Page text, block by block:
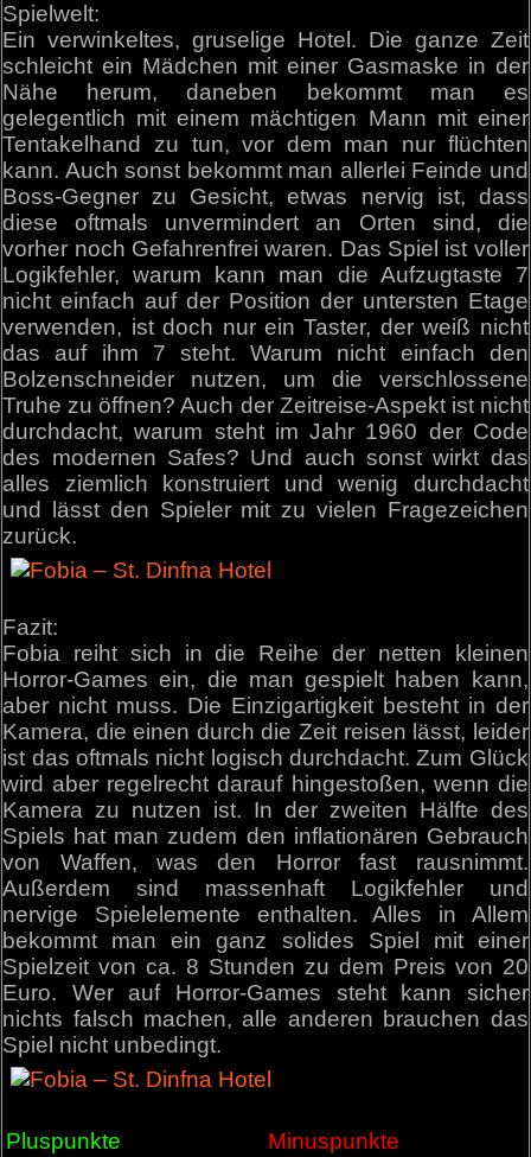
Spielwelt:
Ein verwinkeltes, gruselige Hotel. Die ganze Zeit
schleicht ein Mädchen mit einer Gasmaske in der
Nähe herum, daneben bekommt man es
gelegentlich mit einem mächtigen Mann mit einer
Tentakelhand zu tun, vor dem man nur flüchten
kann. Auch sonst bekommt man allerlei Feinde und
Boss-Gegner zu Gesicht, etwas nervig ist, dass
diese oftmals unvermindert an Orten sind, die
vorher noch Gefahrenfrei waren. Das Spiel ist voller
Logikfehler, warum kann man die Aufzugtaste 7
nicht einfach auf der Position der untersten Etage
verwenden, ist doch nur ein Taster, der weiß nicht
das auf ihm 7 steht. Warum nicht einfach den
Bolzenschneider nutzen, um die verschlossene
Truhe zu öffnen? Auch der Zeitreise-Aspekt ist nicht
durchdacht, warum steht im Jahr 1960 der Code
des modernen Safes? Und auch sonst wirkt das
alles ziemlich konstruiert und wenig durchdacht
und lässt den Spieler mit zu vielen Fragezeichen
zurück.
Fazit:
Fobia reiht sich in die Reihe der netten kleinen
Horror-Games ein, die man gespielt haben kann,
aber nicht muss. Die Einzigartigkeit besteht in der
Kamera, die einen durch die Zeit reisen lässt, leider
ist das oftmals nicht logisch durchdacht. Zum Glück
wird aber regelrecht darauf hingestoßen, wenn die
Kamera zu nutzen ist. In der zweiten Hälfte des
Spiels hat man zudem den inflationären Gebrauch
von Waffen, was den Horror fast rausnimmt.
Außerdem sind massenhaft Logikfehler und
nervige Spielelemente enthalten. Alles in Allem
bekommt man ein ganz solides Spiel mit einer
Spielzeit von ca. 8 Stunden zu dem Preis von 20
Euro. Wer auf Horror-Games steht kann sicher
nichts falsch machen, alle anderen brauchen das
Spiel nicht unbedingt.
Pluspunkte Minuspunkte